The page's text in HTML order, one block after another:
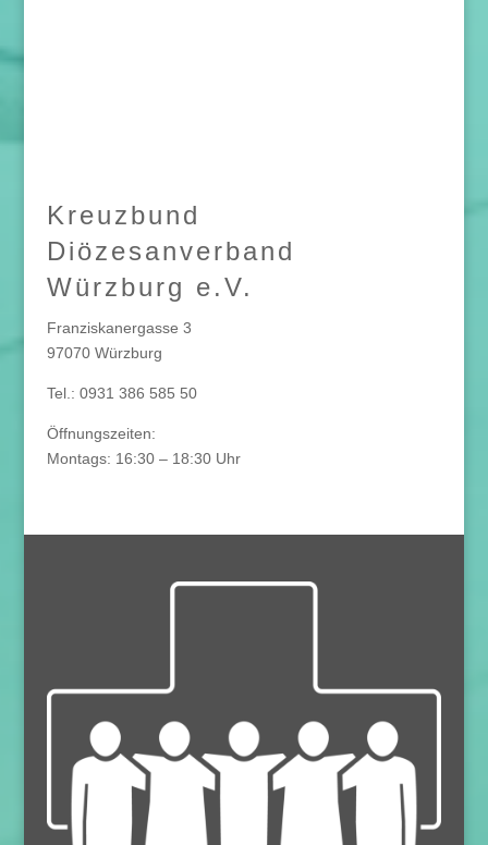
Kreuzbund
Diözesanverband
Würzburg e.V.
Franziskanergasse 3
97070 Würzburg
Tel.: 0931 386 585 50
Öffnungszeiten:
Montags: 16:30 – 18:30 Uhr